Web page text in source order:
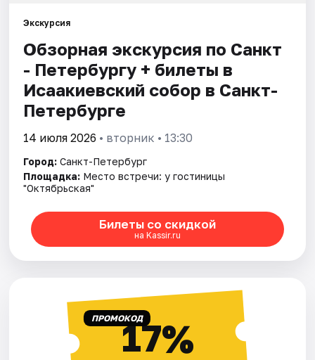
Экскурсия
Обзорная экскурсия по Санкт
- Петербургу + билеты в
Исаакиевский собор в Санкт-
Петербурге
14 июля 2026 • вторник • 13:30
Город: Санкт-Петербург
Площадка: Место встречи: у гостиницы
"Октябрьская"
Билеты со скидкой
на Kassir.ru
ПРОМОКОД17%